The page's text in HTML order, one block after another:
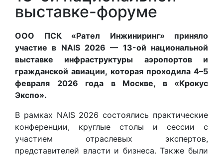
выставке-форуме
ООО ПСК «Рател Инжиниринг» приняло
участие в NAIS 2026 — 13-ой национальной
выставке инфраструктуры аэропортов и
гражданской авиации, которая проходила 4–5
февраля 2026 года в Москве, в «Крокус
Экспо».
В рамках NAIS 2026 состоялись практические
конференции, круглые столы и сессии с
участием отраслевых экспертов,
представителей власти и бизнеса. Также были